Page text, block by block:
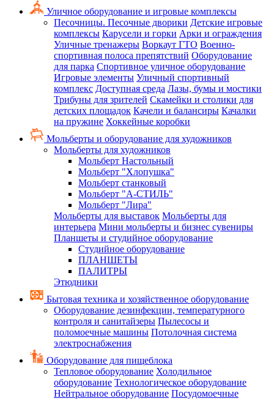
Уличное оборудование и игровые комплексы
Песочницы. Песочные дворики Детские игровые
комплексы Карусели и горки Арки и ограждения
Уличные тренажеры Воркаут ГТО Военно-
спортивная полоса препятствий Оборудование
для парка Спортивное уличное оборудование
Игровые элементы Уличный спортивный
комплекс Доступная среда Лазы, бумы и мостики
Трибуны для зрителей Скамейки и столики для
детских площадок Качели и балансиры Качалки
на пружине Хоккейные коробки
Мольберты и оборудование для художников
Мольберты для художников
Мольберт Настольный
Мольберт "Хлопушка"
Мольберт станковый
Мольберт "А-СТИЛЬ"
Мольберт "Лира"
Мольберты для выставок Мольберты для
интерьера Мини мольберты и бизнес сувениры
Планшеты и студийное оборудование
Студийное оборудование
ПЛАНШЕТЫ
ПАЛИТРЫ
Этюдники
Бытовая техника и хозяйственное оборудование
Оборудование дезинфекции, температурного
контроля и санитайзеры Пылесосы и
поломоечные машины Потолочная система
электроснабжения
Оборудование для пищеблока
Тепловое оборудование Холодильное
оборудование Технологическое оборудование
Нейтральное оборудование Посудомоечные